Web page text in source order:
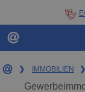
❯ IMMOBILIEN ❯